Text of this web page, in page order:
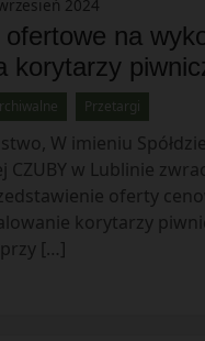
2024
na
korytarzy
Przetargi
W imieniu
CZUBY w Lublinie
oferty
korytarzy
[…]